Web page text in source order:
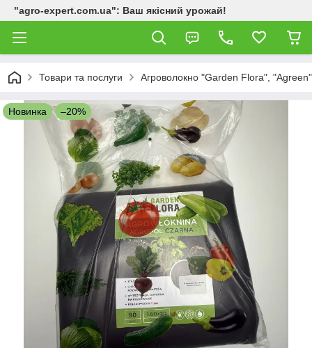
"agro-expert.com.ua": Ваш якісний урожай!
Товари та послуги Агроволокно "Garden Flora", "Agreen"
Новинка –20%